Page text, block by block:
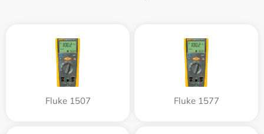
Fluke 1507 Fluke 1577